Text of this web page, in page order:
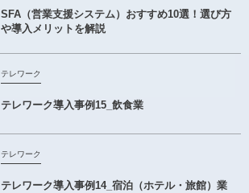
SFA（営業支援システム）おすすめ10選！選び方
や導入メリットを解説
テレワーク
テレワーク導入事例15_飲食業
テレワーク
テレワーク導入事例14_宿泊（ホテル・旅館）業